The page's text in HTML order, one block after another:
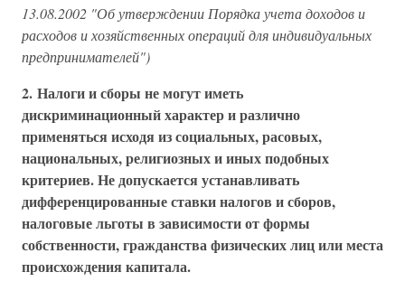
13.08.2002 "Об утверждении Порядка учета доходов и
расходов и хозяйственных операций для индивидуальных
предпринимателей")
2. Налоги и сборы не могут иметь
дискриминационный характер и различно
применяться исходя из социальных, расовых,
национальных, религиозных и иных подобных
критериев.Не допускается устанавливать
дифференцированные ставки налогов и сборов,
налоговые льготы в зависимости от формы
собственности, гражданства физических лиц или места
происхождения капитала.